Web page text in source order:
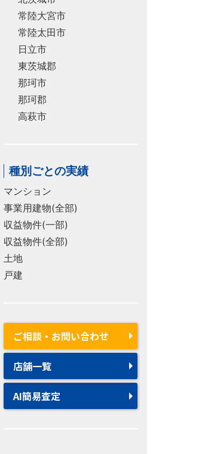
常陸大宮市
常陸太田市
日立市
東茨城郡
那珂市
那珂郡
高萩市
種別ごとの実績
マンション
事業用建物(全部)
収益物件(一部)
収益物件(全部)
土地
戸建
ご相談・お問い合わせ
店舗一覧
AI簡易査定